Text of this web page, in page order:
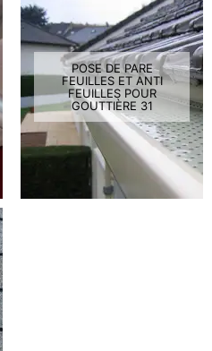
POSE DE PARE
FEUILLES ET ANTI
FEUILLES POUR
GOUTTIÈRE 31